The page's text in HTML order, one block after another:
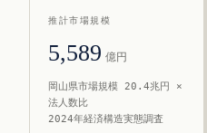
推計市場規模
5,589 億円
岡山県市場規模 20.4兆円 ×
法人数比
2024年経済構造実態調査